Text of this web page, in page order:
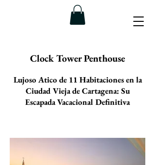
Clock Tower Penthouse
Lujoso Atico de 11 Habitaciones en la
Ciudad Vieja de Cartagena: Su
Escapada Vacacional Definitiva